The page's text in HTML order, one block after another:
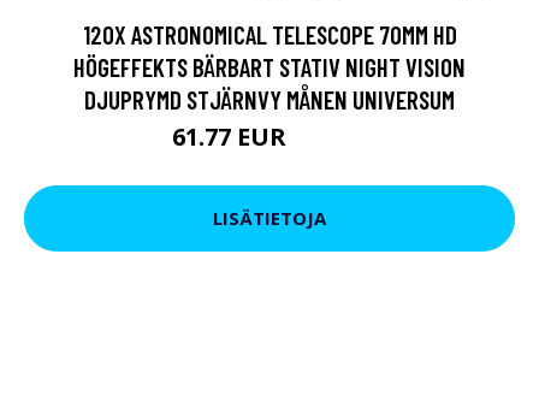
120X ASTRONOMICAL TELESCOPE 70MM HD
HÖGEFFEKTS BÄRBART STATIV NIGHT VISION
DJUPRYMD STJÄRNVY MÅNEN UNIVERSUM
61.77 EUR
LISÄTIETOJA